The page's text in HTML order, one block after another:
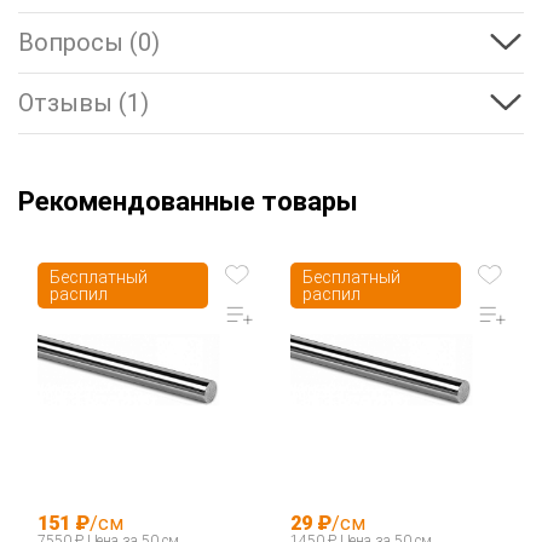
Вопросы (0)
Отзывы (1)
Рекомендованные товары
Бесплатный
распил
151 ₽/см
Бесплатный
распил
29 ₽/см